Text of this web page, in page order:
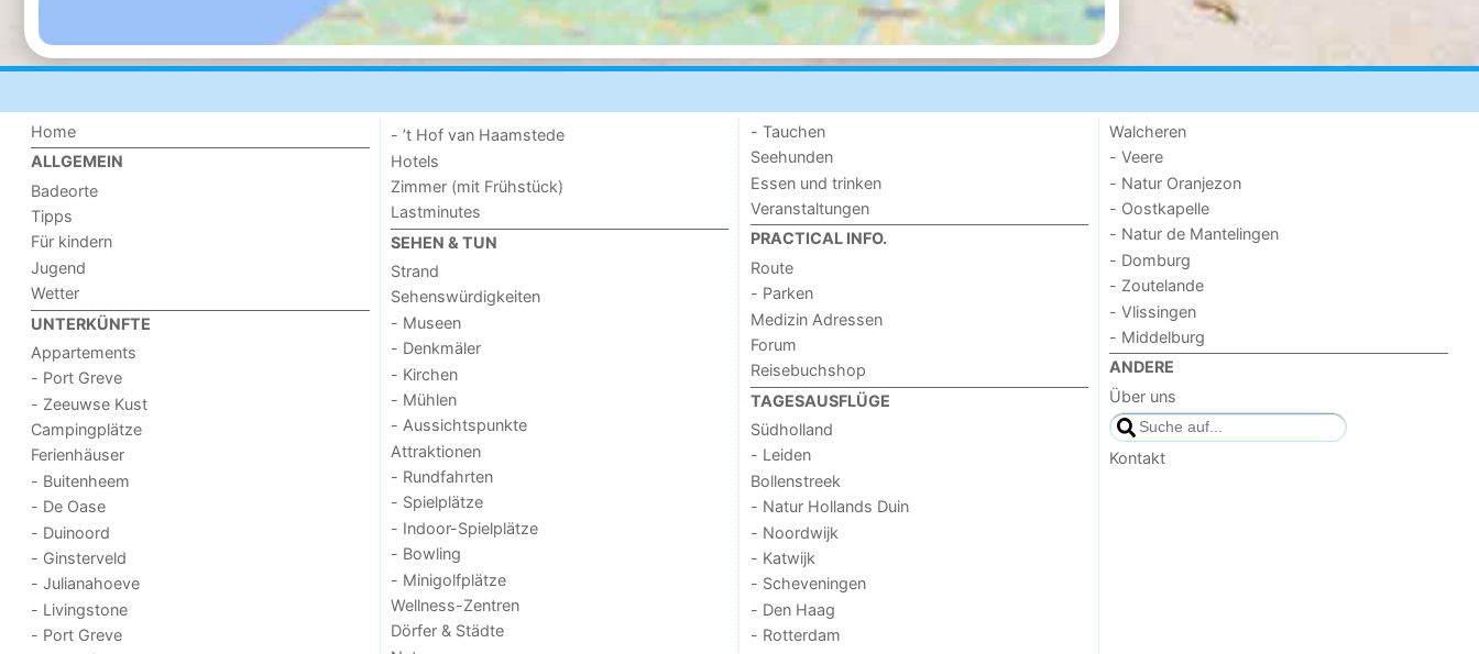
Home
ALLGEMEIN
Badeorte
Tipps
Für kindern
Jugend
Wetter
UNTERKÜNFTE
Appartements
- Port Greve
- Zeeuwse Kust
Campingplätze
Ferienhäuser
- Buitenheem
- De Oase
- Duinoord
- Ginsterveld
- Julianahoeve
- Livingstone
- Port Greve
- ’t Hof van Haamstede
Hotels
Zimmer (mit Frühstück)
Lastminutes
SEHEN & TUN
Strand
Sehenswürdigkeiten
- Museen
- Denkmäler
- Kirchen
- Mühlen
- Aussichtspunkte
Attraktionen
- Rundfahrten
- Spielplätze
- Indoor-Spielplätze
- Bowling
- Minigolfplätze
Wellness-Zentren
Dörfer & Städte
- Tauchen
Seehunden
Essen und trinken
Veranstaltungen
PRACTICAL INFO.
Route
- Parken
Medizin Adressen
Forum
Reisebuchshop
TAGESAUSFLÜGE
Südholland
- Leiden
Bollenstreek
- Natur Hollands Duin
- Noordwijk
- Katwijk
- Scheveningen
- Den Haag
- Rotterdam
Walcheren
- Veere
- Natur Oranjezon
- Oostkapelle
- Natur de Mantelingen
- Domburg
- Zoutelande
- Vlissingen
- Middelburg
ANDERE
Über uns
Kontakt